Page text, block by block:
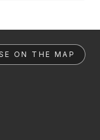
ON THE MAP